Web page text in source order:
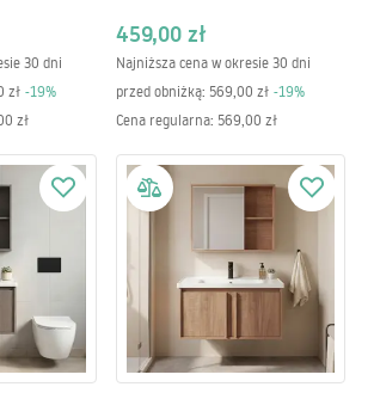
30 dni
zł -19%
zł
459,00 zł
Najniższa cena w okresie 30 dni
przed obniżką: 569,00 zł -19%
Cena regularna: 569,00 zł